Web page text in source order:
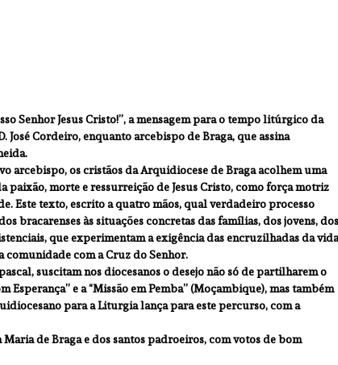
Senhor Jesus Cristo!”, a mensagem para o tempo litúrgico da
José Cordeiro, enquanto arcebispo de Braga, que assina
arcebispo, os cristãos da Arquidiocese de Braga acolhem uma
paixão, morte e ressurreição de Jesus Cristo, como força motriz
Este texto, escrito a quatro mãos, qual verdadeiro processo
bracarenses às situações concretas das famílias, dos jovens, dos
que experimentam a exigência das encruzilhadas da
comunidade com a Cruz do Senhor.
suscitam nos diocesanos o desejo não só de partilharem o
e a “Missão em Pemba” (Moçambique), mas também
para a Liturgia lança para este percurso, com a
de Braga e dos santos padroeiros, com votos de bom